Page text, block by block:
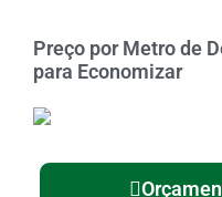
Preço por Metro de
para Economizar